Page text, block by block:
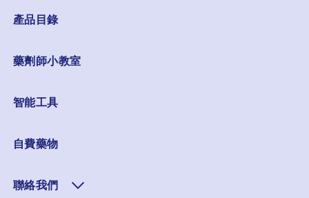
產品目錄
藥劑師小教室
智能工具
自費藥物
聯絡我們